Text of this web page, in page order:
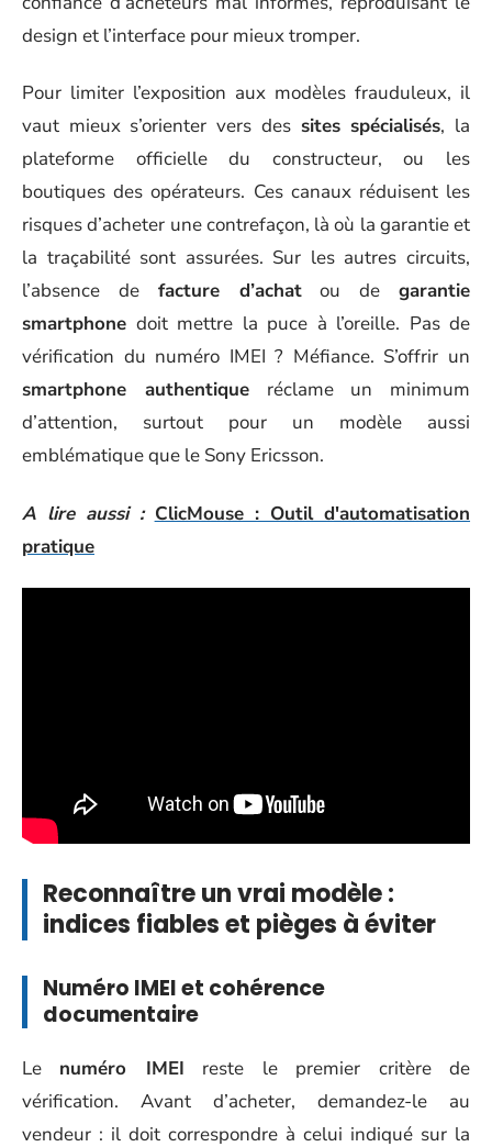
design et l’interface pour mieux tromper.
Pour limiter l’exposition aux modèles frauduleux, il
vaut mieux s’orienter vers des sites spécialisés, la
plateforme officielle du constructeur, ou les
boutiques des opérateurs. Ces canaux réduisent les
risques d’acheter une contrefaçon, là où la garantie et
la traçabilité sont assurées. Sur les autres circuits,
l’absence de facture d’achatou degarantie
smartphone doit mettre la puce à l’oreille. Pas de
vérification du numéro IMEI ? Méfiance. S’offrir un
smartphone authentiqueréclame un minimum
d’attention, surtout pour un modèle aussi
emblématique que le Sony Ericsson.
A lire aussi : ClicMouse : Outil d'automatisation
pratique
Reconnaître un vrai modèle :
indices fiables et pièges à éviter
Numéro IMEI et cohérence
documentaire
Le numéro IMEI reste le premier critère de
vérification. Avant d’acheter, demandez-le au
vendeur : il doit correspondre à celui indiqué sur la